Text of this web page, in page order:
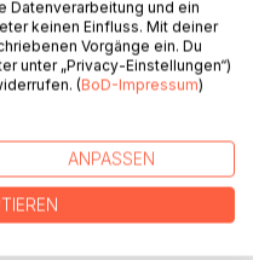
e ha riscontrato
più attento è
Comandamenti della
sono fatti dell'etica
divino
dalla chiesa.
che i dieci comandamenti
di redigere una nuova
Datenverarbeitung und ein
keinen Einfluss. Mit deiner
Vorgänge ein. Du
unter „Privacy-Einstellungen“)
(BoD-Impressum)
ANPASSEN